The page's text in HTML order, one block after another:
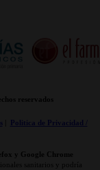
reservados
|
Politica de Privacidad /
y Google Chrome
sanitarios y podría